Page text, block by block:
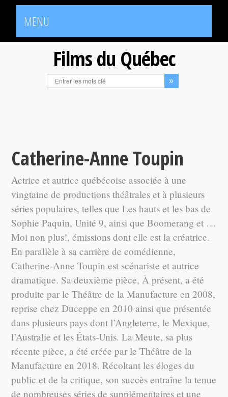
MENU
Films du Québec
Catherine-Anne Toupin
Actrice et autrice québécoise associée à une
vingtaine de productions théâtrales et à plusieurs
séries populaires, telles que Les hauts et les bas de
Sophie Paquin, Unité 9, ainsi que Boomerang et …
Moi non plus!, émissions dont elle est la créatrice.
En parallèle à sa carrière de comédienne,
Catherine-Anne Toupin est scénariste et autrice
dramatique. Sa deuxième pièce, À présent, a été
produite par le Théâtre de la Manufacture en 2008,
reprise chez Duceppe en 2010 ainsi que présentée
dans plusieurs pays dont l’Angleterre, le Mexique,
l’Australie et les États-Unis. La Meute, sa plus
récente pièce, a été créée par le Théâtre de la
Manufacture en 2018. Récoltant les éloges du
public et de la critique, son succès entraîne la tenue
de nombreuses séries de supplémentaires et une